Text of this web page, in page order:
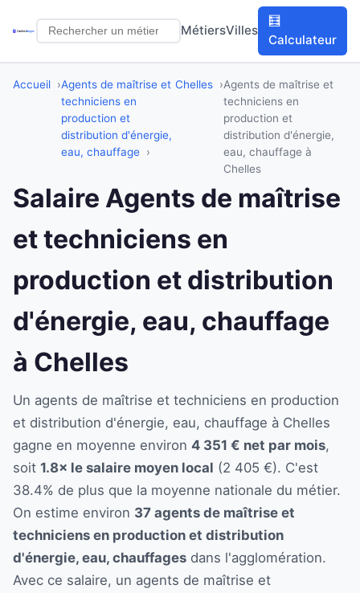
MétiersVilles
🧮
Calculateur
Accueil
Agents de maîtrise et
techniciens en
production et
distribution d'énergie,
eau, chauffage
Chelles
Agents de maîtrise et
techniciens en
production et
distribution d'énergie,
eau, chauffage à
Chelles
Salaire Agents de maîtrise
et techniciens en
production et distribution
d'énergie, eau, chauffage
à Chelles
Un agents de maîtrise et techniciens en production
et distribution d'énergie, eau, chauffage à Chelles
gagne en moyenne environ 4 351 € net par mois,
soit 1.8× le salaire moyen local (2 405 €). C'est
38.4% de plus que la moyenne nationale du métier.
On estime environ 37 agents de maîtrise et
techniciens en production et distribution
d'énergie, eau, chauffages dans l'agglomération.
Avec ce salaire, un agents de maîtrise et